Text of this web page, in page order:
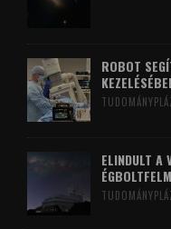
ROBOT
ELINDULT A